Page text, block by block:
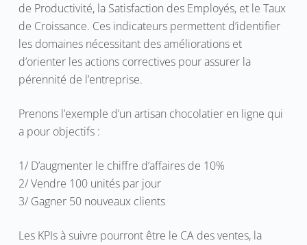
de Productivité, la Satisfaction des Employés, et le Taux
de Croissance. Ces indicateurs permettent d’identifier
les domaines nécessitant des améliorations et
d’orienter les actions correctives pour assurer la
pérennité de l’entreprise.
Prenons l’exemple d’un artisan chocolatier en ligne qui
a pour objectifs :
1/ D’augmenter le chiffre d’affaires de 10%
2/ Vendre 100 unités par jour
3/ Gagner 50 nouveaux clients
Les KPIs à suivre pourront être le CA des ventes, la